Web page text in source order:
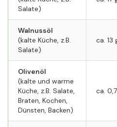
Salate)
Walnussöl
(kalte Küche, z.B.
Salate)
ca. 13
Olivenöl
(kalte und warme
Küche, z.B. Salate,
Braten, Kochen,
Dünsten, Backen)
ca.